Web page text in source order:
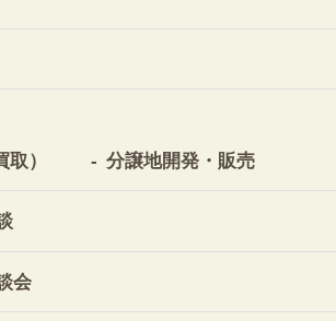
）
分譲地開発・販売
会